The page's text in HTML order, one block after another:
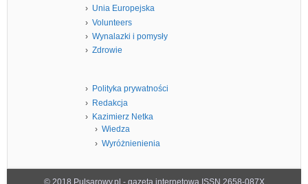
Unia Europejska
Volunteers
Wynalazki i pomysły
Zdrowie
Polityka prywatności
Redakcja
Kazimierz Netka
Wiedza
Wyróżnienienia
© 2018 Pulsarowy.pl - gazeta internetowa ISSN 2658-087X